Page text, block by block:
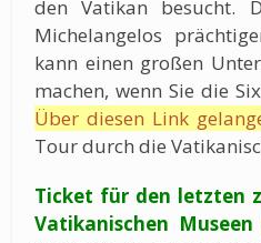
den Vatikan besucht.
Michelangelos
kann einen großen
machen, wenn Sie die
Über diesen Link
Tour durch die
Ticket für den letzten
Vatikanischen Museen